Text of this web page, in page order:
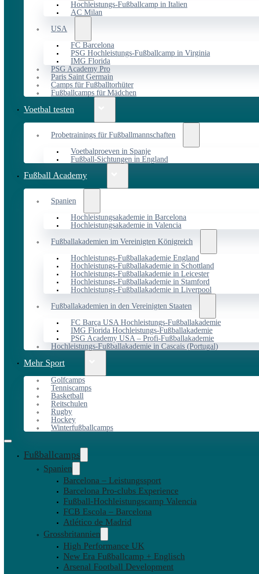
Hochleistungs-Fußballcamp in Italien
AC Milan
USA
FC Barcelona
PSG Hochleistungs-Fußballcamp in Virginia
IMG Florida
PSG Academy Pro
Paris Saint Germain
Camps für Fußballtorhüter
Fußballcamps für Mädchen
Voetbal testen
Probetrainings für Fußballmannschaften
Voetbalproeven in Spanje
Fußball-Sichtungen in England
Fußball Academy
Spanien
Hochleistungsakademie in Barcelona
Hochleistungsakademie in Valencia
Fußballakademien im Vereinigten Königreich
Hochleistungs-Fußballakademie England
Hochleistungs-Fußballakademie in Schottland
Hochleistungs-Fußballakademie in Leicester
Hochleistungs-Fußballakademie in Stamford
Hochleistungs-Fußballakademie in Liverpool
Fußballakademien in den Vereinigten Staaten
FC Barça USA Hochleistungs-Fußballakademie
IMG Florida Hochleistungs-Fußballakademie
PSG Academy USA – Profi-Fußballakademie
Hochleistungs-Fußballakademie in Cascais (Portugal)
Mehr Sport
Golfcamps
Tenniscamps
Basketball
Reitschulen
Rugby
Hockey
Winterfußballcamps
Fußballcamps
Spanien
Barcelona – Leistungssport
Barcelona Pro-clubs Experience
Fußball-Hochleistungscamp Valencia
FCB Escola – Barcelona
Atlético de Madrid
Grossbritannien
High Performance UK
New Era Fußballcamp + Englisch
Arsenal Football Development